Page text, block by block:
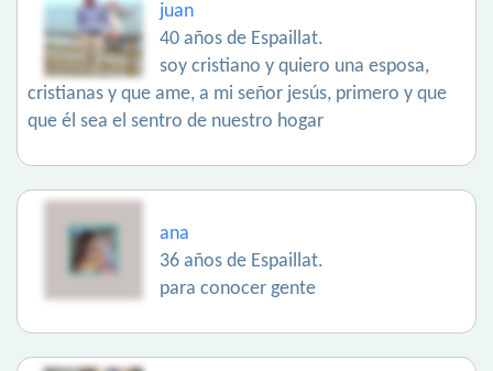
juan
40 años de Espaillat.
soy cristiano y quiero una esposa,
cristianas y que ame, a mi señor jesús, primero y que
que él sea el sentro de nuestro hogar
ana
36 años de Espaillat.
para conocer gente